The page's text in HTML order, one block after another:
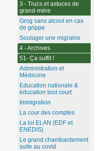
3 - Trucs et astuces de
grand-mère
Grog sans alcool en cas
de grippe
Soulager une migraine
4 - Archives
51- Ça suffit !
Administration et
Médecine
Education nationale &
éducation tout court
Immigration
La cour des comptes
La loi ELAN (EDF et
ENEDIS)
Le grand chambardement
suite au covid